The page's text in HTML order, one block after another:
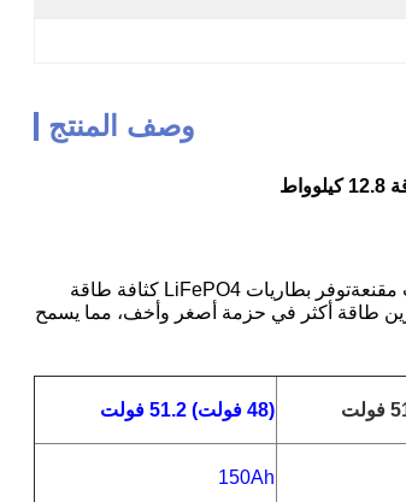
وصف المنتج
اكتسبت بطاريات فوسفات الحديد الليثيوم (LiFePO4) شعبية كخيار مفضل لعربات الغولف بسبب عدة أسباب مقنعةتوفر بطاريات LiFePO4 كثافة طاقة
طاقة أكثر في حزمة أصغر وأخف، مما يسمح
(48 فولت) 51.2 فولت
150Ah